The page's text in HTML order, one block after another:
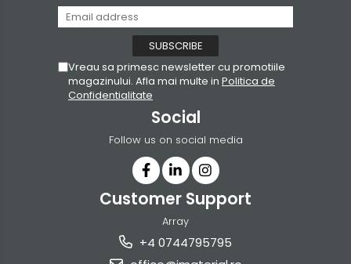
Vreau sa primesc newsletter cu promotiile
magazinului. Afla mai multe in Politica de
Confidentialitate
Social
Follow us on social media
Customer Support
Array
+4 0744795795